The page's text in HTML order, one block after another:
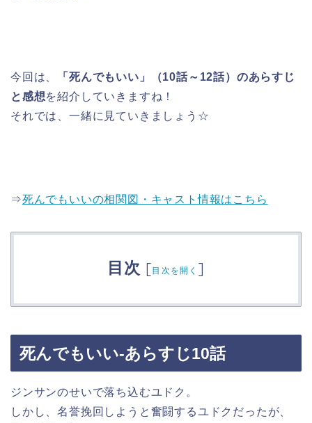
今回は、
「死んでもいい」（10話～12話）のあらすじ
と感想を紹介していきますね！
それでは、一緒に見ていきましょう☆
⇒死んでもいいの相関図・キャスト情報はこちら
目次 [目次を開く ]
死んでもいい-あらすじ10話
ジンサンのせいで落ち込むユドク。
しかし、名誉挽回しようと奮闘するユドクだったが、